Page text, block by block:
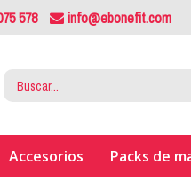
578 info@ebonefit.com
Accesorios Packs de